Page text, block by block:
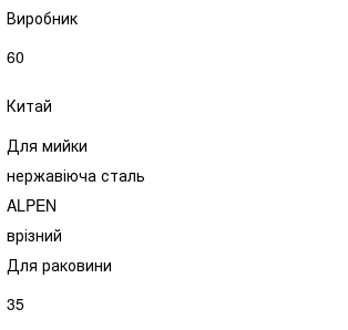
Виробник
60
Китай
Для мийки
нержавіюча сталь
ALPEN
врізний
Для раковини
35